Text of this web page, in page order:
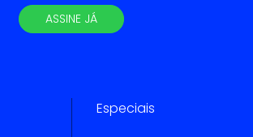
ASSINE JÁ
Especiais